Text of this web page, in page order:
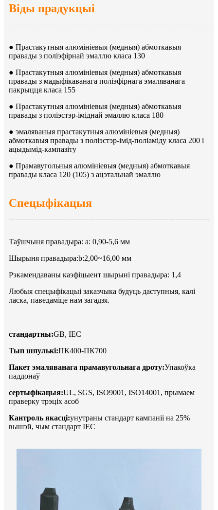
Віды прадукцыі
● Прастакутныя алюмініевыя (медныя) абмоткавыя
правады з поліэфірнай эмаллю класа 130
● Прастакутныя алюмініевыя (медныя) абмоткавыя
правады з мадыфікаванага поліэфірнага эмаляванага
пакрыцця класа 155
● Прастакутныя алюмініевыя (медныя) абмоткавыя
правады з поліэстэр-іміднай эмаллю класа 180
● эмаляваныя прастакутныя алюмініевыя (медныя)
абмоткавыя правады з поліэстэр-імід-поліаміду класа 200 і
ацыдымід-кампазіту
● Прамавугольныя алюмініевыя (медныя) абмоткавыя
правады класа 120 (105) з ацэтальнай эмаллю
Спецыфікацыя
Таўшчыня правадыра: a: 0,90-5,6 мм
Шырыня правадыра:b:2,00~16,00 мм
Рэкамендаваны каэфіцыент шырыні правадыра: 1,4
Любыя спецыфікацыі заказчыка будуць даступныя, калі
ласка, паведаміце нам загадзя.
стандартны:GB, IEC
Тып шпулькі:ПК400-ПК700
Пакет эмаляванага прамавугольнага дроту:Упакоўка
паддонаў
сертыфікацыя:UL, SGS, ISO9001, ISO14001, прымаем
праверку трэціх асоб
Кантроль якасці:унутраны стандарт кампаніі на 25%
вышэй, чым стандарт IEC